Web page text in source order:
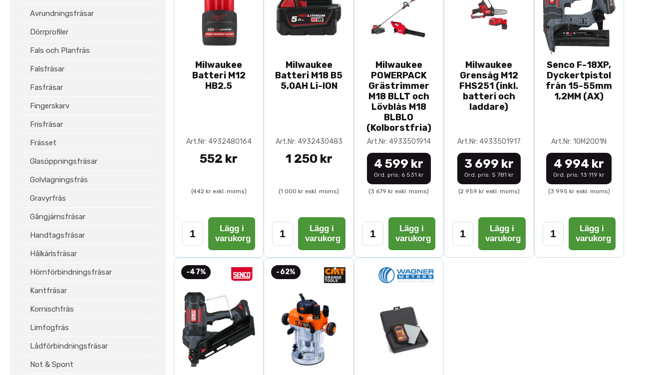
Avrundningsfräsar
Dörrprofiler
Fals och Planfräs
Falsfräsar
Fasfräsar
Fingerskarv
Frisfräsar
Frässet
Glasöppningsfräsar
Golvlagningsfräs
Gravyrfräs
Gångjärnsfräsar
Handtagsfräsar
Hålkärlsfräsar
Hörnförbindningsfräsar
Kantfräsar
Kornischfräs
Limfogfräs
Lådförbindningsfräsar
Not & Spont
Milwaukee
Batteri M12
HB2.5
Art.Nr: 4932480164
552 kr
(442 kr exkl. moms)
Lägg i
varukorg
Milwaukee
Batteri M18 B5
5,0AH Li-ION
Art.Nr: 4932430483
1 250 kr
(1 000 kr exkl. moms)
Lägg i
varukorg
Milwaukee
POWERPACK
Grästrimmer
M18 BLLT och
Lövblås M18
BLBLO
(Kolborstfria)
Art.Nr: 4933501914
4 599 kr
Ord. pris: 6 531 kr
(3 679 kr exkl. moms)
Lägg i
varukorg
Milwaukee
Grensåg M12
FHS251 (inkl.
batteri och
laddare)
Art.Nr: 4933501917
3 699 kr
Ord. pris: 5 781 kr
(2 959 kr exkl. moms)
Lägg i
varukorg
Senco F-18XP,
Dyckertpistol
från 15-55mm
1,2MM (AX)
Art.Nr: 10M2001N
4 994 kr
Ord. pris: 13 119 kr
(3 995 kr exkl. moms)
Lägg i
varukorg
-47% -62%